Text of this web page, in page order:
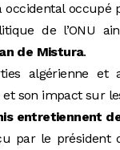
de l’ONU
de Mistura.
algérienne et
son impact sur
entretiennent
par le président